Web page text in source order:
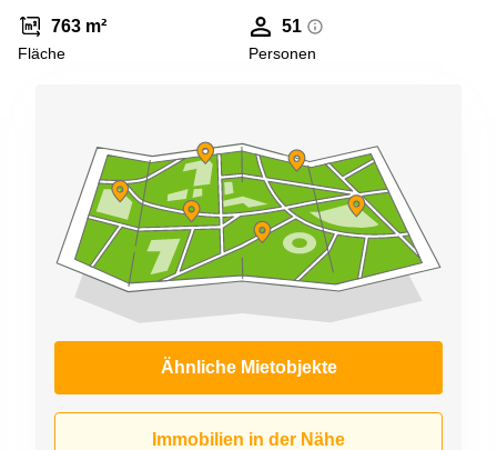
763 m²
Fläche
51
Personen
Ähnliche Mietobjekte
Immobilien in der Nähe